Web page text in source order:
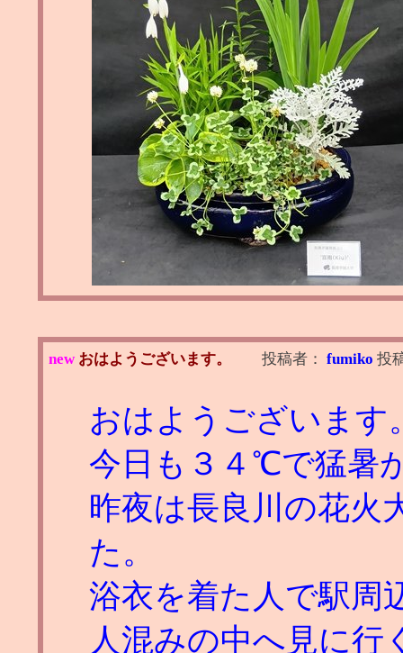
new おはようございます。 投稿者： fumiko 投
おはようございます
今日も３４℃で猛暑
昨夜は長良川の花火
た。
浴衣を着た人で駅周
人混みの中へ見に行